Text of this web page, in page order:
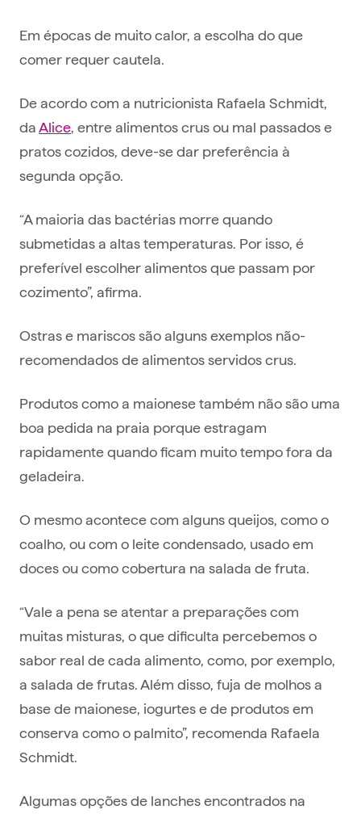
Em épocas de muito calor, a escolha do que
comer requer cautela.
De acordo com a nutricionista Rafaela Schmidt,
daAlice, entre alimentos crus ou mal passados e
pratos cozidos, deve-se dar preferência à
segunda opção.
“A maioria das bactérias morre quando
submetidas a altas temperaturas. Por isso, é
preferível escolher alimentos que passam por
cozimento”, afirma.
Ostras e mariscos são alguns exemplos não-
recomendados de alimentos servidos crus.
Produtos como a maionese também não são uma
boa pedida na praia porque estragam
rapidamente quando ficam muito tempo fora da
geladeira.
O mesmo acontece com alguns queijos, como o
coalho, ou com o leite condensado, usado em
doces ou como cobertura na salada de fruta.
“Vale a pena se atentar a preparações com
muitas misturas, o que dificulta percebemos o
sabor real de cada alimento, como, por exemplo,
a salada de frutas. Além disso, fuja de molhos a
base de maionese, iogurtes e de produtos em
conserva como o palmito”, recomenda Rafaela
Schmidt.
Algumas opções de lanches encontrados na